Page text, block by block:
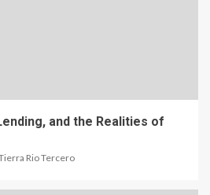
and the Realities of
Rio Tercero